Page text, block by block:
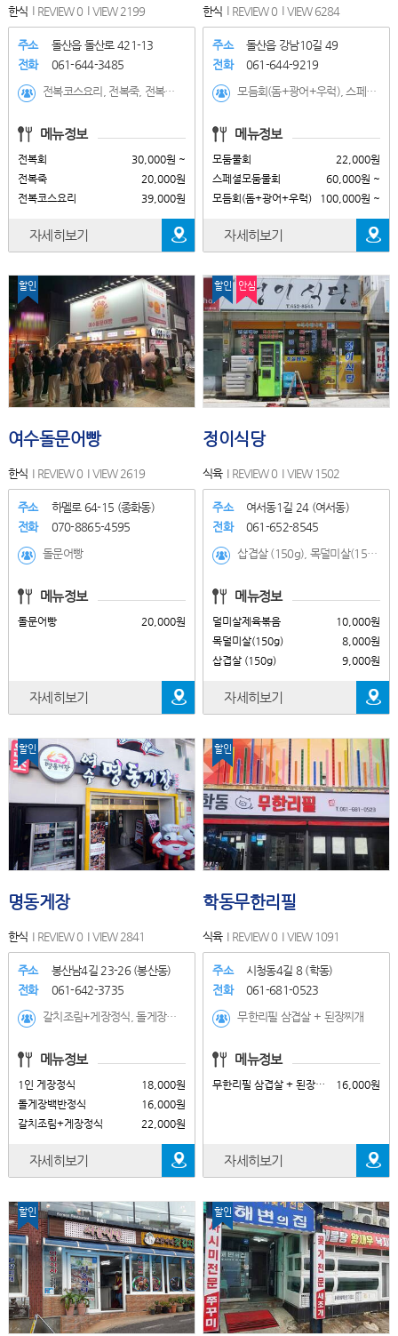
한식 REVIEW 0 VIEW 2199
주소
돌산읍 돌산로 421-13
전화
061-644-3485
전복코스요리, 전복죽, 전복회, 전복구이
메뉴정보
전복회
30,000원 ~
전복죽
20,000원
전복코스요리
39,000원
자세히보기
한식 REVIEW 0 VIEW 6284
주소
돌산읍 강남10길 49
전화
061-644-9219
모듬회(돔+광어+우럭), 스페셜모둠물회, 모둠물회, 사시미(농어,광어,돔,우럭), 회덮밥, 전복, 낙지,해삼,멍게, 하모샤브샤브(계절메뉴), 모듬회+하모샤브샤브세트, 생선물회, 하모/전복물회
메뉴정보
모둠물회
22,000원
스페셜모둠물회
60,000원 ~
모듬회(돔+광어+우럭)
100,000원 ~
자세히보기
할인
여수돌문어빵
한식 REVIEW 0 VIEW 2619
주소
하멜로 64-15 (종화동)
전화
070-8865-4595
돌문어빵
메뉴정보
돌문어빵 20,000원
자세히보기
할인 안심
정이식당
식육 REVIEW 0 VIEW 1502
주소
여서동1길 24 (여서동)
전화
061-652-8545
삽겹살 (150g), 목덜미살(150g), 덜미살제육볶음, 장어탕, 추어탕
메뉴정보
덜미살제육볶음
10,000원
목덜미살(150g)
8,000원
삽겹살 (150g)
9,000원
자세히보기
할인
명동게장
한식 REVIEW 0 VIEW 2841
주소
봉산남4길 23-26 (봉산동)
전화
061-642-3735
갈치조림+게장정식, 돌게장백반정식, 1인 게장정식, 모듬꽃게장+양념꽃게장
메뉴정보
1인 게장정식
18,000원
돌게장백반정식
16,000원
갈치조림+게장정식
22,000원
자세히보기
할인
학동무한리필
식육 REVIEW 0 VIEW 1091
주소
시청동4길 8 (학동)
전화
061-681-0523
무한리필 삼겹살 + 된장찌개
메뉴정보
무한리필 삼겹살 + 된장찌개 16,000원
자세히보기
할인 할인